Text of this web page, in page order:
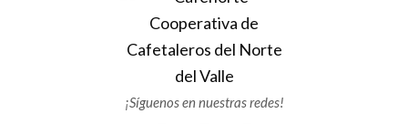
¡Síguenos en nuestras redes!